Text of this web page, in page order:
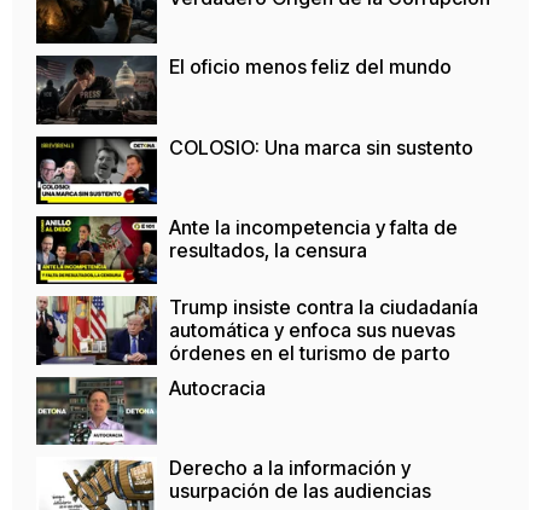
El oficio menos feliz del mundo
COLOSIO: Una marca sin sustento
Ante la incompetencia y falta de
resultados, la censura
Trump insiste contra la ciudadanía
automática y enfoca sus nuevas
órdenes en el turismo de parto
Autocracia
Derecho a la información y
usurpación de las audiencias